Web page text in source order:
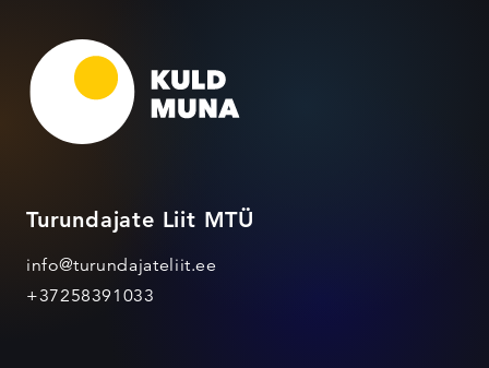
Turundajate Liit MTÜ
info@turundajateliit.ee
+37258391033